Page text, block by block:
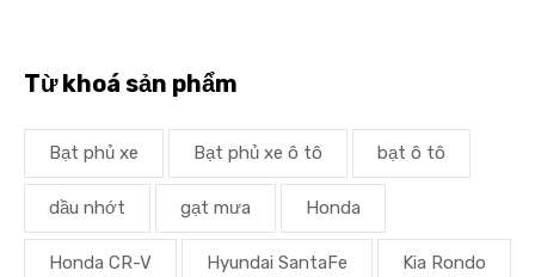
Từ khoá sản phẩm
Bạt phủ xe Bạt phủ xe ô tô bạt ô tô
dầu nhớt gạt mưa Honda
Honda CR-V Hyundai SantaFe Kia Rondo